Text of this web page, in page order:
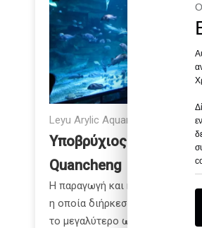
Leyu Arylic Aquarim
Υποβρύχιος κόσμος
Quancheng
Η παραγωγή και η εγκατάσταση
η οποία διήρκεσε περισσότερο
το μεγαλύτερο ωκεανάριο στην